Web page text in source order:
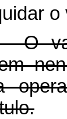
O